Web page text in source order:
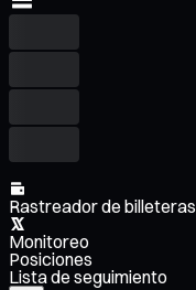
Rastreador de billeteras
Monitoreo
Posiciones
Lista de seguimiento